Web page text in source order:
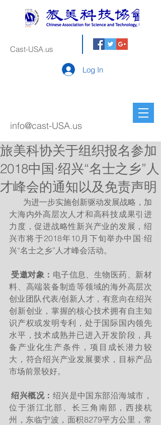
Cast-USA.us
Log In
info@cast-USA.us
旅美科协关于组织报名参加
2018中国·绍兴“名士之乡”人
才峰会的通知以及免责声明
大海内外高层次人才和高科技成果引进
力度，促进战略性新兴产业的发展，绍
兴市将于2018年10月下旬举办中国·绍
兴“名士之乡”人才峰会活动。
受邀对象： 电子信息、生物医药、新材
料、高端装备制造等领域的海外高层次
创业团队代表/创新人才，有意向在绍兴
创新创业，掌握的核心技术拥有自主知
识产权或发明专利，处于国际国内领先
水平，技术成熟并已进入开发阶段，具
备产业化生产条件，项目成长潜力较
大，符合绍兴产业发展要求，目标产品
市场前景较好。
绍兴概况： 绍兴是中国东部沿海城市，
位于浙江北部、长三角南部，西接杭
州，东临宁波，面积8279平方公里，常